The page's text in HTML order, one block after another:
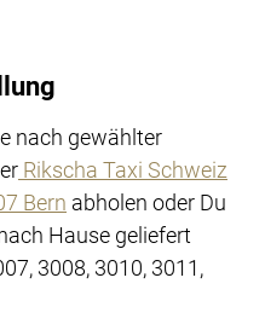
nach gewählter
Rikscha Taxi Schweiz
Bern abholen oder Du
Hause geliefert
3008, 3010, 3011,